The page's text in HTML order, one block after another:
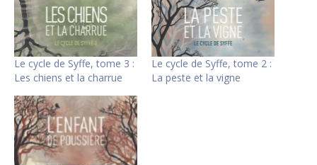
Le cycle de Syffe, tome 3 :
Les chiens et la charrue
Le cycle de Syffe, tome 2 :
La peste et la vigne